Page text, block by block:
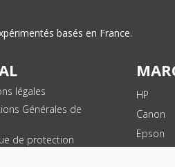
basés en France.
légales
Générales de
de protection
HP
Canon
Epson